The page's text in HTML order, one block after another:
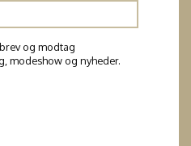
og modtag
modeshow og nyheder.